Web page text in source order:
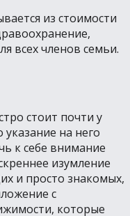
из стоимости
всех членов семьи.
стоит почти у
на него
к себе внимание
изумление
и просто знакомых,
с
которые